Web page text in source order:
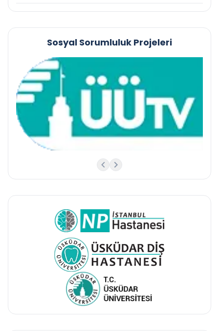
Sosyal Sorumluluk Projeleri